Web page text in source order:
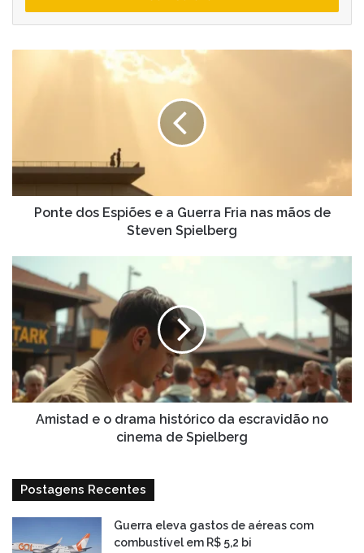
de
Fria
nas
mãos
Ponte dos Espiões e a Guerra Fria nas mãos de
Steven Spielberg
Amistad
e
drama
histórico
da
escravidão
no
cinema
Amistad e o drama histórico da escravidão no
cinema de Spielberg
Postagens Recentes
Guerra eleva gastos de aéreas com
combustível em R$ 5,2 bi